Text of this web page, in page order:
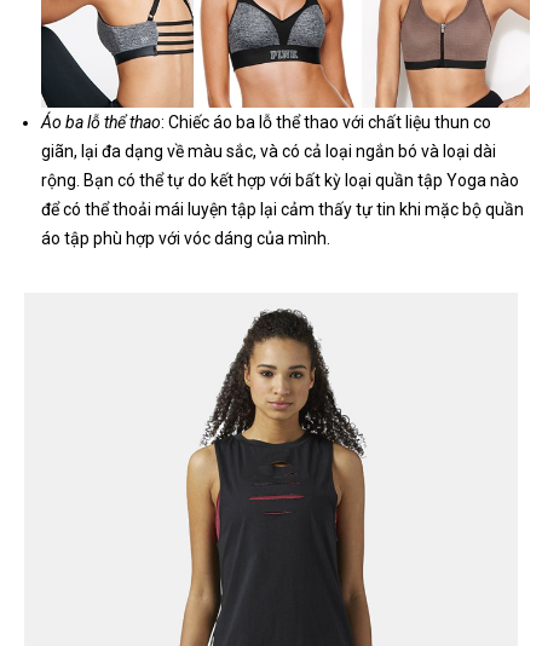
Áo ba lỗ thể thao: Chiếc áo ba lỗ thể thao với chất liệu thun co
giãn, lại đa dạng về màu sắc, và có cả loại ngắn bó và loại dài
rộng. Bạn có thể tự do kết hợp với bất kỳ loại quần tập Yoga nào
để có thể thoải mái luyện tập lại cảm thấy tự tin khi mặc bộ quần
áo tập phù hợp với vóc dáng của mình.